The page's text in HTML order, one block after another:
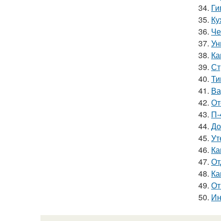
34.
35.
36.
37.
38.
39.
40.
41.
42.
43. П-
44.
45.
46.
47.
48.
49.
50.